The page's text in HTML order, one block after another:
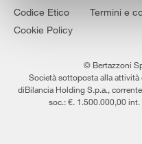
Codice Etico Termini e
Cookie Policy
© Bertazzoni
Società sottoposta alla
diBilancia Holding S.p.a.,
soc.: €. 1.500.000,00